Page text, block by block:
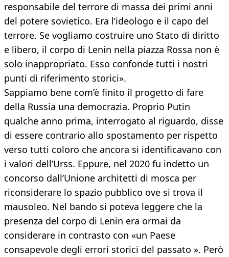
responsabile del terrore di massa dei primi anni
del potere sovietico. Era l’ideologo e il capo del
terrore. Se vogliamo costruire uno Stato di diritto
e libero, il corpo di Lenin nella piazza Rossa non è
solo inappropriato. Esso confonde tutti i nostri
punti di riferimento storici».
Sappiamo bene com’è finito il progetto di fare
della Russia una democrazia. Proprio Putin
qualche anno prima, interrogato al riguardo, disse
di essere contrario allo spostamento per rispetto
verso tutti coloro che ancora si identificavano con
i valori dell’Urss. Eppure, nel 2020 fu indetto un
concorso dall’Unione architetti di mosca per
riconsiderare lo spazio pubblico ove si trova il
mausoleo. Nel bando si poteva leggere che la
presenza del corpo di Lenin era ormai da
considerare in contrasto con «un Paese
consapevole degli errori storici del passato ». Però